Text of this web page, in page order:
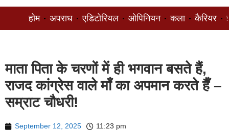
होम अपराध एडिटोरियल ओपिनियन कला कैरियर
माता पिता के चरणों में ही भगवान बसते हैं,
राजद कांग्रेस वाले माँ का अपमान करते हैँ –
सम्राट चौधरी!
September 12, 2025 11:23 pm